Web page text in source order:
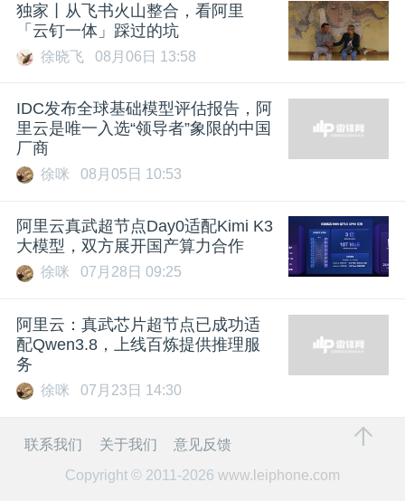
独家丨从飞书火山整合，看阿里
「云钉一体」踩过的坑
徐晓飞 08月06日 13:58
IDC发布全球基础模型评估报告，阿
里云是唯一入选“领导者”象限的中国
厂商
徐咪 08月05日 10:53
阿里云真武超节点Day0适配Kimi K3
大模型，双方展开国产算力合作
徐咪 07月28日 09:25
阿里云：真武芯片超节点已成功适
配Qwen3.8，上线百炼提供推理服
务
徐咪 07月23日 14:30
联系我们 关于我们
意见反馈
Copyright © 2011-2026 www.leiphone.com